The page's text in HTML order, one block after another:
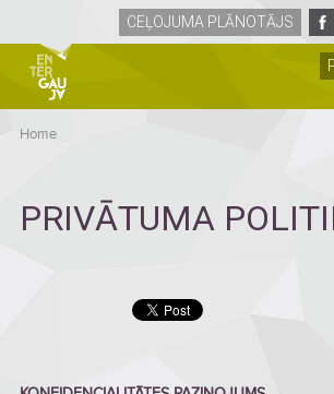
CEĻOJUMA PLĀNOTĀJS
Home
PRIVĀTUMA